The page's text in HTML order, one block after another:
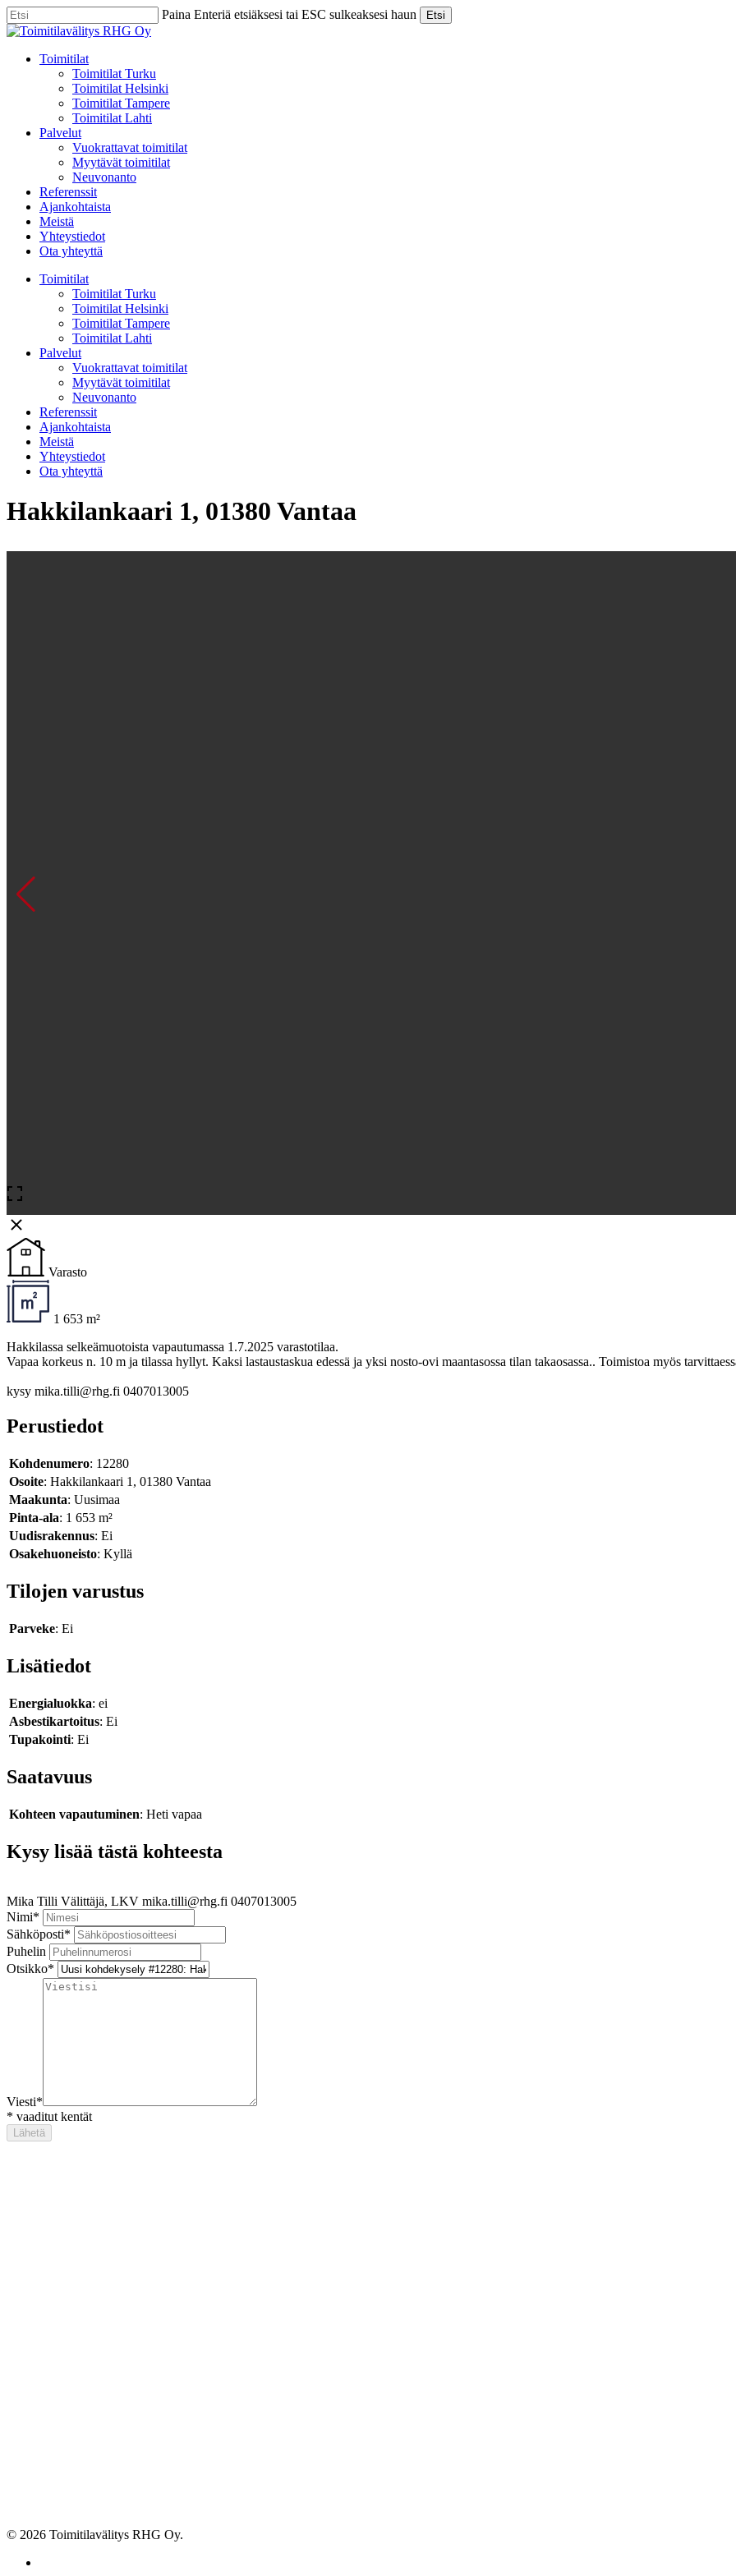
Skip
to
content
Paina Enteriä etsiäksesi tai ESC sulkeaksesi haun Etsi
Close
Menu
Toimitilat
Toimitilat Turku
Toimitilat Helsinki
Toimitilat Tampere
Toimitilat Lahti
Palvelut
Vuokrattavat toimitilat
Myytävät toimitilat
Neuvonanto
Referenssit
Ajankohtaista
Meistä
Yhteystiedot
Ota yhteyttä
Toimitilat
Toimitilat Turku
Toimitilat Helsinki
Toimitilat Tampere
Toimitilat Lahti
Palvelut
Vuokrattavat toimitilat
Myytävät toimitilat
Neuvonanto
Referenssit
Ajankohtaista
Meistä
Yhteystiedot
Ota yhteyttä
Hakkilankaari 1, 01380 Vantaa
Varasto
1 653 m²
Hakkilassa selkeämuotoista vapautumassa 1.7.2025 varastotilaa.
Vapaa korkeus n. 10 m ja tilassa hyllyt. Kaksi lastaustaskua edessä ja yksi nosto-ovi maantasossa tilan takaosassa.. Toimistoa myös
kysy mika.tilli@rhg.fi 0407013005
Perustiedot
Kohdenumero: 12280
Osoite: Hakkilankaari 1, 01380 Vantaa
Maakunta: Uusimaa
Pinta-ala: 1 653 m²
Uudisrakennus: Ei
Osakehuoneisto: Kyllä
Tilojen varustus
Parveke: Ei
Lisätiedot
Energialuokka: ei
Asbestikartoitus: Ei
Tupakointi: Ei
Saatavuus
Kohteen vapautuminen: Heti vapaa
Kysy lisää tästä kohteesta
Mika Tilli Välittäjä, LKV mika.tilli@rhg.fi 0407013005
Nimi*
Sähköposti*
Puhelin
Otsikko*
Viesti*
* vaaditut kentät
© 2026 Toimitilavälitys RHG Oy.